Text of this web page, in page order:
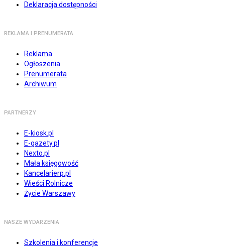
Deklaracja dostępności
REKLAMA I PRENUMERATA
Reklama
Ogłoszenia
Prenumerata
Archiwum
PARTNERZY
E-kiosk.pl
E-gazety.pl
Nexto.pl
Mała księgowość
Kancelarierp.pl
Wieści Rolnicze
Życie Warszawy
NASZE WYDARZENIA
Szkolenia i konferencje